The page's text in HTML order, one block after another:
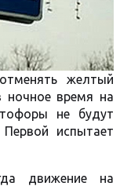
желтый
ночное время на
не будут
испытает
движение на